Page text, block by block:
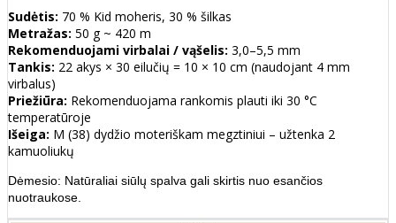
Sudėtis: 70 % Kid moheris, 30 % šilkas
Metražas: 50 g ~ 420 m
Rekomenduojami virbalai / vąšelis: 3,0–5,5 mm
Tankis: 22 akys × 30 eilučių = 10 × 10 cm (naudojant 4 mm
virbalus)
Priežiūra: Rekomenduojama rankomis plauti iki 30 °C
temperatūroje
Išeiga: M (38) dydžio moteriškam megztiniui – užtenka 2
kamuoliukų
Dėmesio: Natūraliai siūlų spalva gali skirtis nuo esančios
nuotraukose.